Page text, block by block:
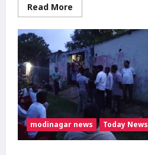
Read More
more
सारा
रोड
चौड़ीकरण
की
मांग
को
लेकर
ग्रामीणों
की
ट्रैक्टर
रैली,
SDM
को
सौंपा
modinagar news Today News